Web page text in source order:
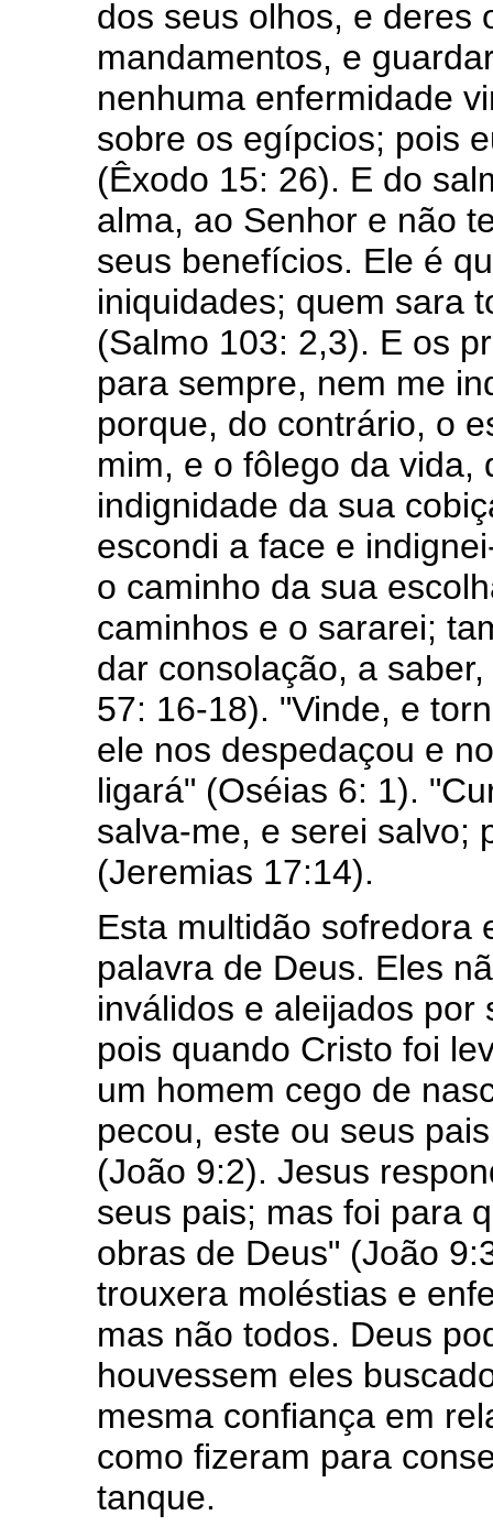
dos seus olhos, e deres
mandamentos, e
nenhuma enfermidade
sobre os egípcios; pois
(Êxodo 15: 26). E do
alma, ao Senhor e não
seus benefícios. Ele é
iniquidades; quem sara
(Salmo 103: 2,3). E os
para sempre, nem me
porque, do contrário, o
mim, e o fôlego da vida,
indignidade da sua
escondi a face e
o caminho da sua
caminhos e o sararei;
dar consolação, a
57: 16-18). "Vinde, e
ele nos despedaçou e
ligará" (Oséias 6: 1).
salva-me, e serei salvo;
(Jeremias 17:14).
Esta multidão sofredora
palavra de Deus. Eles
inválidos e aleijados
pois quando Cristo foi
um homem cego de
pecou, este ou seus
(João 9:2). Jesus
seus pais; mas foi para
obras de Deus" (João
trouxera moléstias e
mas não todos. Deus
houvessem eles
mesma confiança em
como fizeram para
tanque.